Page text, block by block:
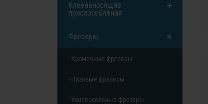
Клеенаносящие
приспособления
Фрезеры
- Кромочные фрезеры
- Пазовые фрезеры
- Универсальные фрезеры